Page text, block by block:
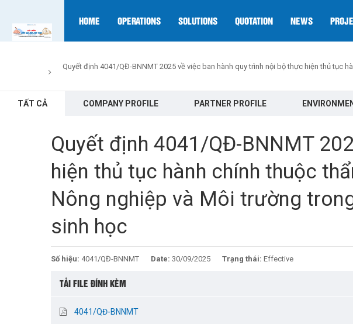
HOME OPERATIONS SOLUTIONS QUOTATION NEWS
Quyết định 4041/QĐ-BNNMT 2025 về việc ban hành quy trình nội bộ thực hiện thủ
TẤT CẢ COMPANY PROFILE PARTNER PROFILE
Quyết định 4041/QĐ-BNNMT
hiện thủ tục hành chính thuộc
Nông nghiệp và Môi trường
sinh học
Số hiệu: 4041/QĐ-BNNMT Date: 30/09/2025 Trạng thái: Effective
TẢI FILE ĐÍNH KÈM
4041/QĐ-BNNMT